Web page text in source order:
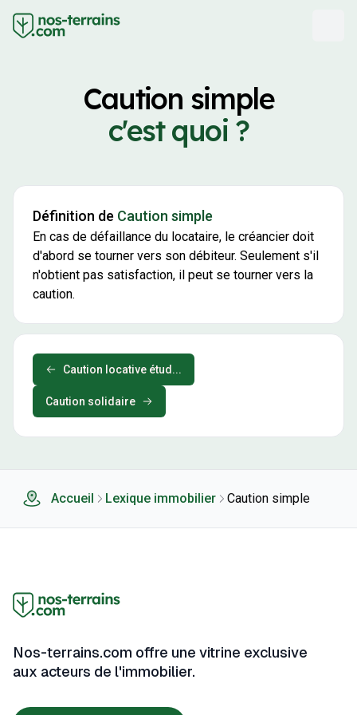
Caution simple
c'est quoi ?
Définition de Caution simple
En cas de défaillance du locataire, le créancier doit
d'abord se tourner vers son débiteur. Seulement s'il
n'obtient pas satisfaction, il peut se tourner vers la
caution.
Caution locative étud...
Caution solidaire
Accueil Lexique immobilier Caution simple
Nos-terrains.com offre une vitrine exclusive
aux acteurs de l'immobilier.